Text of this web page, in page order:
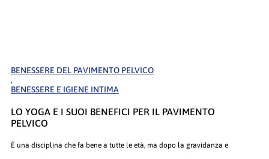
BENESSERE DEL PAVIMENTO PELVICO
,
BENESSERE E IGIENE INTIMA
LO YOGA E I SUOI BENEFICI PER IL PAVIMENTO
PELVICO
È una disciplina che fa bene a tutte le età, ma dopo la gravidanza e